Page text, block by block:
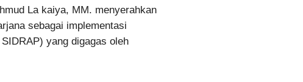
La kaiya, MM. menyerahkan
sebagai implementasi
yang digagas oleh